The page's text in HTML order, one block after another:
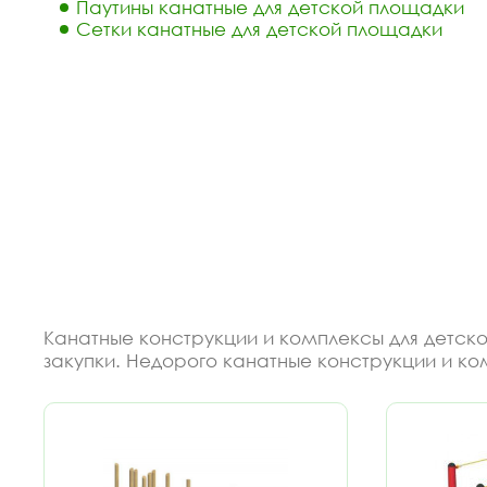
Паутины канатные для детской площадки
Сетки канатные для детской площадки
Канатные конструкции и комплексы для
закупки. Недорого канатные конструкции и